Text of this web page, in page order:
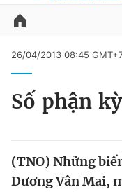
QUẢNG CÁO
Chuyên mục
Chuyên mục khác
Chào ngày mới
Đổi mật khẩu
Tin đã xem
26/04/2013 08:45
Số phận
(TNO) Những
Dương Vân Mai,